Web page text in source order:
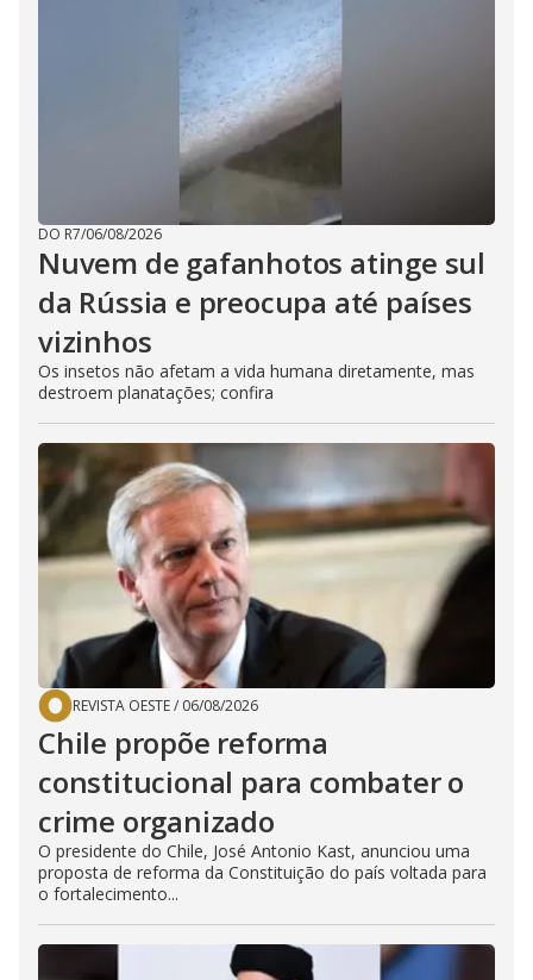
DO R7/06/08/2026
Nuvem de gafanhotos atinge sul
da Rússia e preocupa até países
vizinhos
Os insetos não afetam a vida humana diretamente, mas
destroem planatações; confira
REVISTA OESTE/ 06/08/2026
Chile propõe reforma
constitucional para combater o
crime organizado
O presidente do Chile, José Antonio Kast, anunciou uma
proposta de reforma da Constituição do país voltada para
o fortalecimento...